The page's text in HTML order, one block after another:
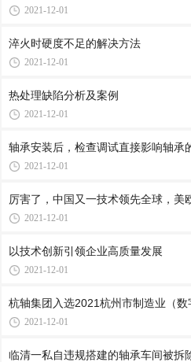
2021-12-01
淬火时硬度不足的解决方法
2021-12-01
热处理缺陷分析及案例
2021-12-01
轴承安装后，检查调试直接影响轴承
2021-12-01
厉害了，中国又一技术领先全球，美
2021-12-01
以技术创新引领企业高质量发展
2021-12-01
杭轴集团入选2021杭州市制造业（
2021-12-01
临清一私自违规搭建的轴承车间被拆